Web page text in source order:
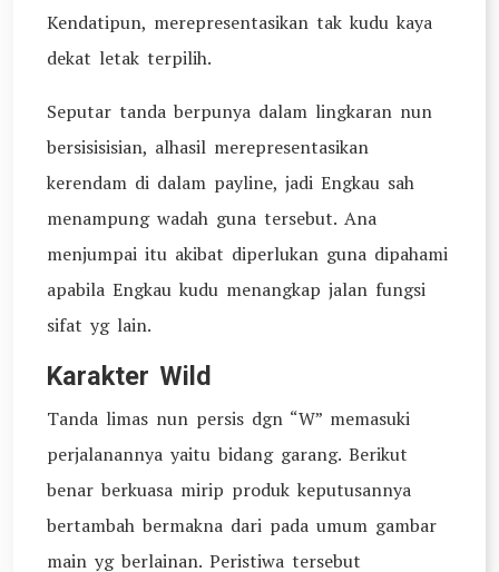
Kendatipun, merepresentasikan tak kudu kaya
dekat letak terpilih.
Seputar tanda berpunya dalam lingkaran nun
bersisisisian, alhasil merepresentasikan
kerendam di dalam payline, jadi Engkau sah
menampung wadah guna tersebut. Ana
menjumpai itu akibat diperlukan guna dipahami
apabila Engkau kudu menangkap jalan fungsi
sifat yg lain.
Karakter Wild
Tanda limas nun persis dgn “W” memasuki
perjalanannya yaitu bidang garang. Berikut
benar berkuasa mirip produk keputusannya
bertambah bermakna dari pada umum gambar
main yg berlainan. Peristiwa tersebut